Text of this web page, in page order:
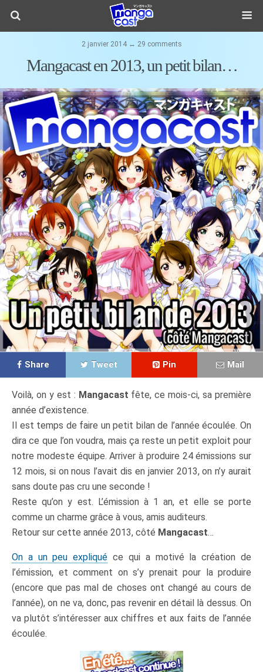
2 janvier 2014 ↔ 29 comments
Mangacast en 2013, un petit bilan…
Share Tweet Pin Mail
Voilà, on y est : Mangacast fête, ce mois-ci, sa première
année d’existence.
Il est temps de faire un petit bilan de l’année écoulée. On
dira ce que l’on voudra, mais ça reste un petit exploit pour
notre modeste équipe. Arriver à produire 24 émissions sur
12 mois, si on nous l’avait dis en janvier 2013, on n’y aurait
sans doute pas cru une seconde !
Reste qu’on y est. L’émission à 1 an, et elle se porte
comme un charme grâce à vous, amis auditeurs.
Retour sur cette année 2013, côté Mangacast…
On a un peu expliqué ce qui a motivé la création de
l’émission, et comment on s’y prenait pour la produire
(encore que pas mal de choses ont changé au cours de
l’année), on ne va, donc, pas revenir en détail là dessus. On
va plutôt s’intéresser aux chiffres et aux faits de l’année
écoulée.